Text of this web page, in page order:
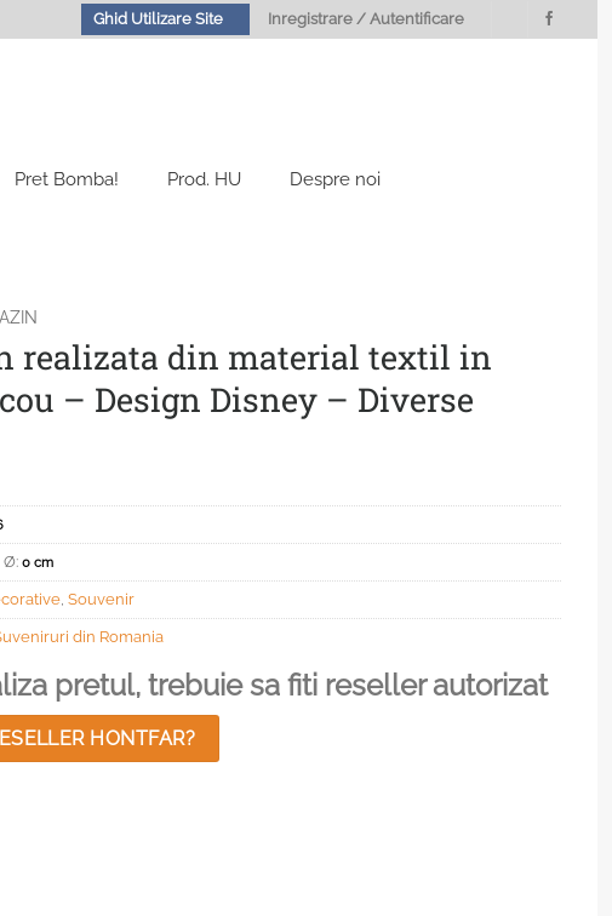
Ghid Utilizare Site Inregistrare / Autentificare
Pret Bomba! Prod. HU Despre noi
realizata din material textil in
– Design Disney – Diverse
Ø: 0 cm
Souvenir
din Romania
pretul, trebuie sa fiti reseller autorizat
HONTFAR?